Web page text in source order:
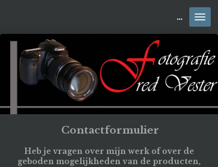
de
hoofdinhoud
B
etaalbare kunst aan jou muur als Fotoart zonder tussenkomst van verschillende verkoop sites. , "Foto Art", Xposer, "Foto op Aluminium", Canvas, Poster, "Fotoart aan de muur", "Foto Art aan de muur", Fotokunst,"Foto kunst", "Goedkope kunst", "Voordeel kunst", "Betaalbare Kunst"
Contactformulier
Heb je vragen over mijn werk of over de
geboden mogelijkheden van de producten,